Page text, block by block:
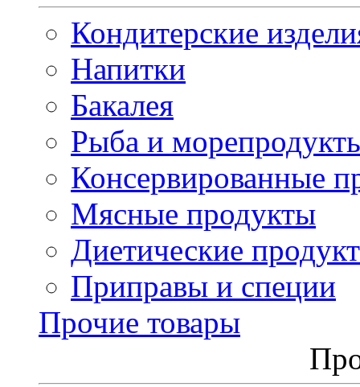
Кондитерские
Напитки
Бакалея
Рыба и
Консервированные
Мясные продукты
Диетические
Приправы и специи
Прочие товары